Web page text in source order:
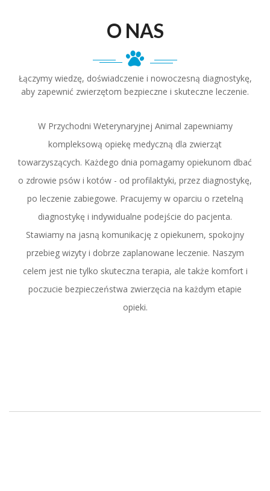
O NAS
Łączymy wiedzę, doświadczenie i nowoczesną diagnostykę,
aby zapewnić zwierzętom bezpieczne i skuteczne leczenie.
W Przychodni Weterynaryjnej Animal zapewniamy
kompleksową opiekę medyczną dla zwierząt
towarzyszących. Każdego dnia pomagamy opiekunom dbać
o zdrowie psów i kotów - od profilaktyki, przez diagnostykę,
po leczenie zabiegowe. Pracujemy w oparciu o rzetelną
diagnostykę i indywidualne podejście do pacjenta.
Stawiamy na jasną komunikację z opiekunem, spokojny
przebieg wizyty i dobrze zaplanowane leczenie. Naszym
celem jest nie tylko skuteczna terapia, ale także komfort i
poczucie bezpieczeństwa zwierzęcia na każdym etapie
opieki.